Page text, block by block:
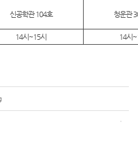
신공학관 104호 청운관
14시~15시 14시